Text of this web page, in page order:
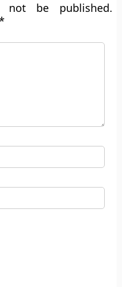
not be published.